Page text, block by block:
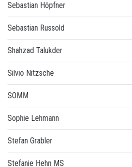
Sebastian Höpfner
Sebastian Russold
Shahzad Talukder
Silvio Nitzsche
SOMM
Sophie Lehmann
Stefan Grabler
Stefanie Hehn MS